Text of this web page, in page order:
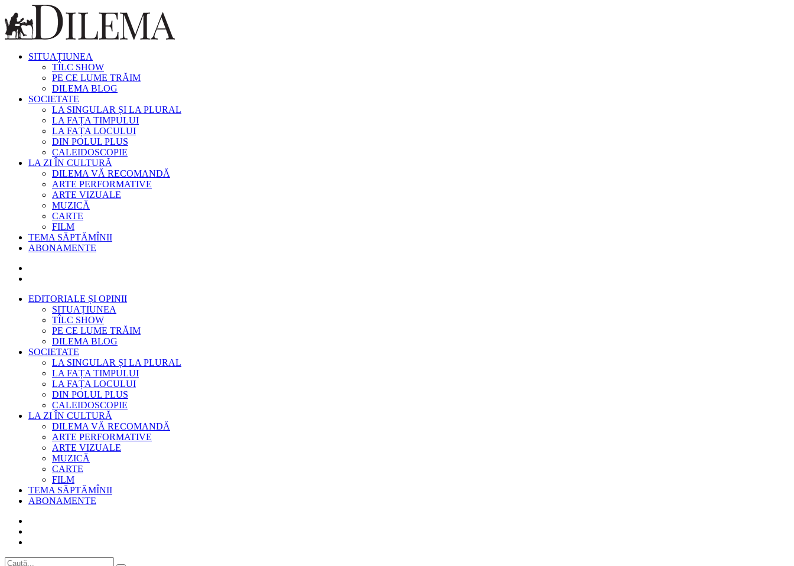
SITUAȚIUNEA
TÎLC SHOW
PE CE LUME TRĂIM
DILEMA BLOG
SOCIETATE
LA SINGULAR ȘI LA PLURAL
LA FAȚA TIMPULUI
LA FAȚA LOCULUI
DIN POLUL PLUS
CALEIDOSCOPIE
LA ZI ÎN CULTURĂ
DILEMA VĂ RECOMANDĂ
ARTE PERFORMATIVE
ARTE VIZUALE
MUZICĂ
CARTE
FILM
TEMA SĂPTĂMÎNII
ABONAMENTE
EDITORIALE ȘI OPINII
SITUAȚIUNEA
TÎLC SHOW
PE CE LUME TRĂIM
DILEMA BLOG
SOCIETATE
LA SINGULAR ȘI LA PLURAL
LA FAȚA TIMPULUI
LA FAȚA LOCULUI
DIN POLUL PLUS
CALEIDOSCOPIE
LA ZI ÎN CULTURĂ
DILEMA VĂ RECOMANDĂ
ARTE PERFORMATIVE
ARTE VIZUALE
MUZICĂ
CARTE
FILM
TEMA SĂPTĂMÎNII
ABONAMENTE